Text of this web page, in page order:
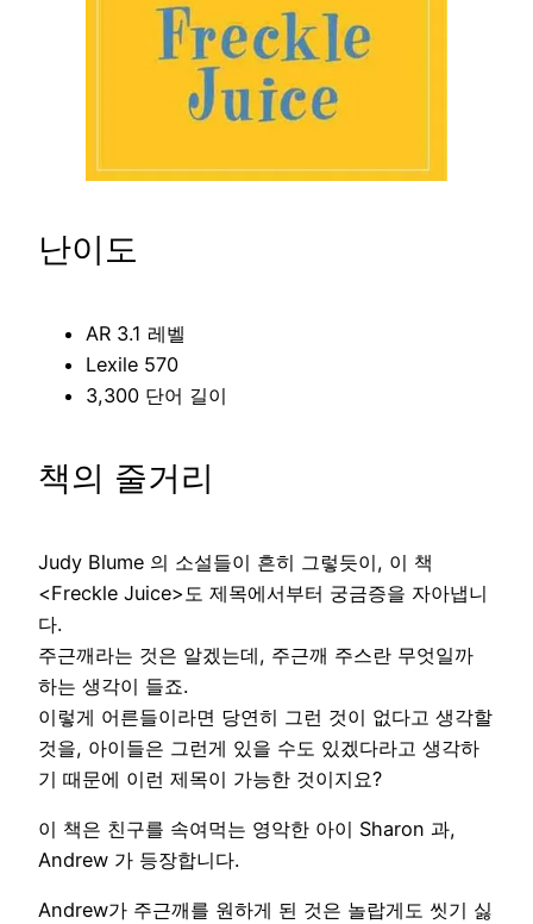
난이도
AR 3.1 레벨
Lexile 570
3,300 단어 길이
책의 줄거리
Judy Blume 의 소설들이 흔히 그렇듯이, 이 책
<Freckle Juice>도 제목에서부터 궁금증을 자아냅니
다.
주근깨라는 것은 알겠는데, 주근깨 주스란 무엇일까
하는 생각이 들죠.
이렇게 어른들이라면 당연히 그런 것이 없다고 생각할
것을, 아이들은 그런게 있을 수도 있겠다라고 생각하
기 때문에 이런 제목이 가능한 것이지요?
이 책은 친구를 속여먹는 영악한 아이 Sharon 과,
Andrew 가 등장합니다.
Andrew가 주근깨를 원하게 된 것은 놀랍게도 씻기 싫